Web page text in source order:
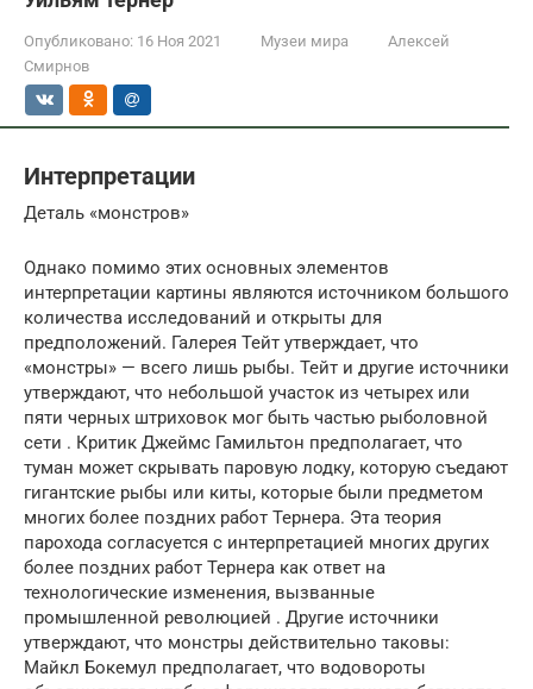
Опубликовано: 16 Ноя 2021 Музеи мира
Алексей
Смирнов
Интерпретации
Деталь «монстров»
Однако помимо этих основных элементов
интерпретации картины являются источником большого
количества исследований и открыты для
предположений. Галерея Тейт утверждает, что
«монстры» — всего лишь рыбы. Тейт и другие источники
утверждают, что небольшой участок из четырех или
пяти черных штриховок мог быть частью рыболовной
сети . Критик Джеймс Гамильтон предполагает, что
туман может скрывать паровую лодку, которую съедают
гигантские рыбы или киты, которые были предметом
многих более поздних работ Тернера. Эта теория
парохода согласуется с интерпретацией многих других
более поздних работ Тернера как ответ на
технологические изменения, вызванные
промышленной революцией . Другие источники
утверждают, что монстры действительно таковы:
Майкл Бокемул предполагает, что водовороты